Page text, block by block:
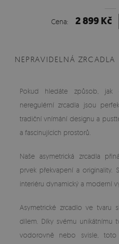
Cena: 2 899 Kč
NEPRAVIDELNÁ ZRCADLA
Pokud hledáte způsob, jak
neregulérní zrcadla jsou
tradiční vnímání designu a
a fascinujících prostorů.
Naše asymetrická zrcadla
prvek překvapení a originality.
interiéru dynamický a moderní
Asymetrické zrcadlo ve tvaru
dílem. Díky svému unikátnímu
vodorovně nebo svisle,